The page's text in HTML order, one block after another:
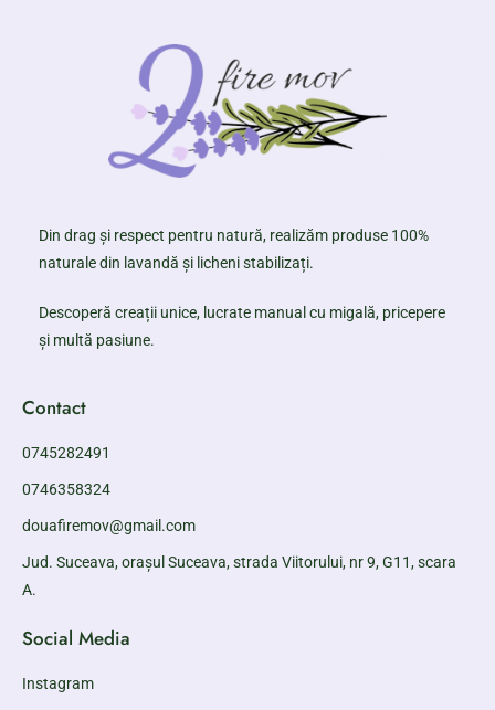
Din drag și respect pentru natură, realizăm produse 100%
naturale din lavandă și licheni stabilizați.
Descoperă creații unice, lucrate manual cu migală, pricepere
și multă pasiune.
Contact
0745282491
0746358324
douafiremov@gmail.com
Jud. Suceava, orașul Suceava, strada Viitorului, nr 9, G11, scara
A.
Social Media
Instagram